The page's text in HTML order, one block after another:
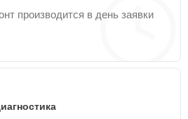
производится в день заявки